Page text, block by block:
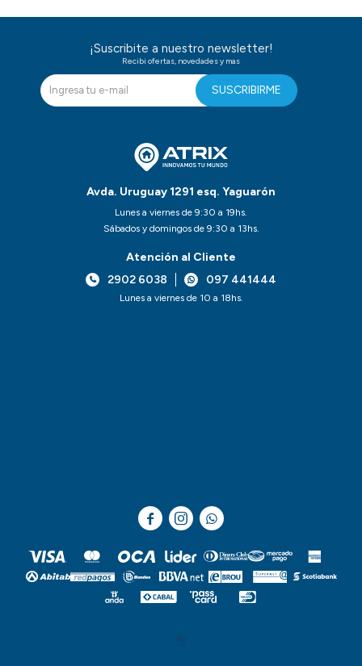
Avda. Uruguay 1291 esq. Yaguarón
Lunes a viernes de 9:30 a 19hs.
Sábados y domingos de 9:30 a 13hs.
Atención al Cliente
2902 6038
097 441444
Lunes a viernes de 10 a 18hs.
¡Suscribite a nuestro newsletter!
Recibi ofertas, novedades y mas
SUSCRIBIRME
  